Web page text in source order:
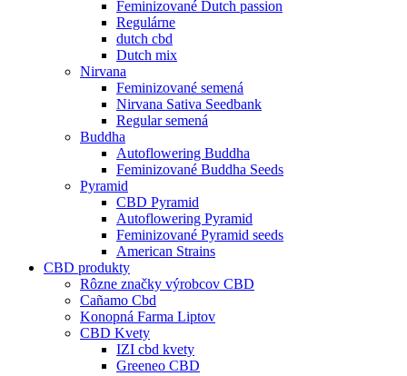
Feminizované Dutch passion
Regulárne
dutch cbd
Dutch mix
Nirvana
Feminizované semená
Nirvana Sativa Seedbank
Regular semená
Buddha
Autoflowering Buddha
Feminizované Buddha Seeds
Pyramid
CBD Pyramid
Autoflowering Pyramid
Feminizované Pyramid seeds
American Strains
CBD produkty
Rôzne značky výrobcov CBD
Cañamo Cbd
Konopná Farma Liptov
CBD Kvety
IZI cbd kvety
Greeneo CBD